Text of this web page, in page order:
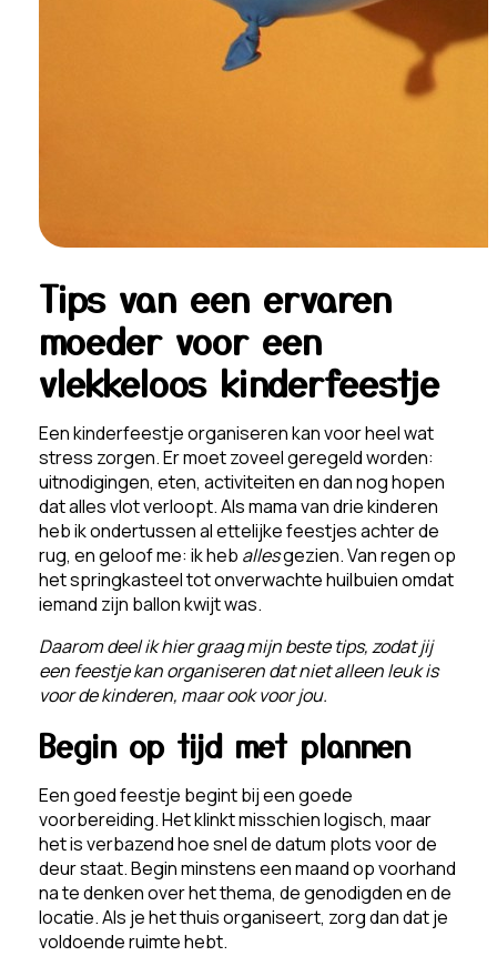
Tips van een ervaren
moeder voor een
vlekkeloos kinderfeestje
Een kinderfeestje organiseren kan voor heel wat
stress zorgen. Er moet zoveel geregeld worden:
uitnodigingen, eten, activiteiten en dan nog hopen
dat alles vlot verloopt. Als mama van drie kinderen
heb ik ondertussen al ettelijke feestjes achter de
rug, en geloof me: ik heb allesgezien. Van regen op
het springkasteel tot onverwachte huilbuien omdat
iemand zijn ballon kwijt was.
Daarom deel ik hier graag mijn beste tips, zodat jij
een feestje kan organiseren dat niet alleen leuk is
voor de kinderen, maar ook voor jou.
Begin op tijd met plannen
Een goed feestje begint bij een goede
voorbereiding. Het klinkt misschien logisch, maar
het is verbazend hoe snel de datum plots voor de
deur staat. Begin minstens een maand op voorhand
na te denken over het thema, de genodigden en de
locatie. Als je het thuis organiseert, zorg dan dat je
voldoende ruimte hebt.